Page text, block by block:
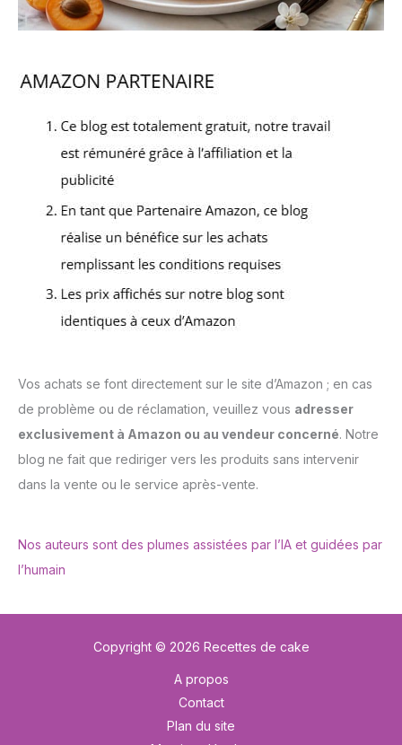
Vos achats se font directement sur le site d’Amazon ; en cas
de problème ou de réclamation, veuillez vous adresser
exclusivement à Amazon ou au vendeur concerné. Notre
blog ne fait que rediriger vers les produits sans intervenir
dans la vente ou le service après-vente.
Nos auteurs sont des plumes assistées par l’IA et guidées par
l’humain
Copyright © 2026 Recettes de cake
A propos
Contact
Plan du site